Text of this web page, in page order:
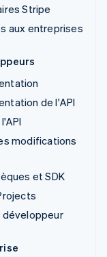
Stripe
aux entreprises
de l'API
modifications
et SDK
développeur